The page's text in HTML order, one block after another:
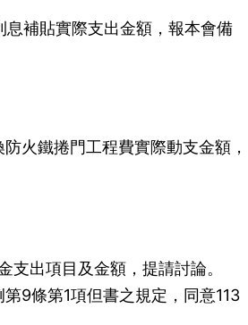
補貼實際支出金額，報本會備
火鐵捲門工程費實際動支金額，
支出項目及金額，提請討論。
9條第1項但書之規定，同意113